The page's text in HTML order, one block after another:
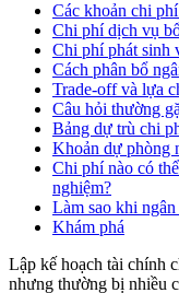
Các khoản chi
Chi phí dịch vụ
Chi phí phát sinh
Cách phân bổ
Trade-off và lựa
Câu hỏi thường
Bảng dự trù chi
Khoản dự phòng
Chi phí nào có
nghiệm?
Làm sao khi
Khám phá
Lập kế hoạch tài chính
nhưng thường bị nhiều